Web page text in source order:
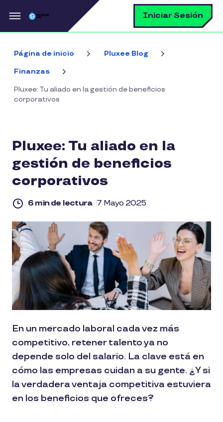
Pasar al contenido principal Iniciar Sesión
Página de inicio Pluxee Blog
Finanzas
Pluxee: Tu aliado en la gestión de beneficios
corporativos
Pluxee: Tu aliado en la
gestión de beneficios
corporativos
6 min de lectura 7 Mayo 2025
En un mercado laboral cada vez más
competitivo, retener talento ya no
depende solo del salario. La clave está en
cómo las empresas cuidan a su gente. ¿Y si
la verdadera ventaja competitiva estuviera
en los beneficios que ofreces?